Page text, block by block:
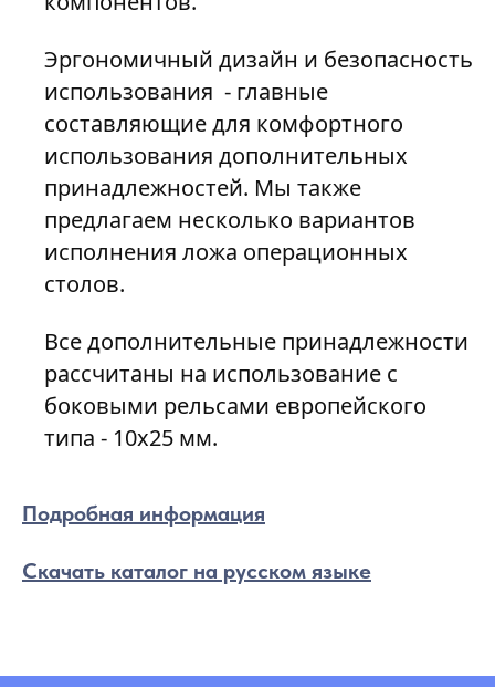
Эргономичный дизайн и безопасность
использования - главные
составляющие для комфортного
использования дополнительных
принадлежностей. Мы также
предлагаем несколько вариантов
исполнения ложа операционных
столов.
Все дополнительные принадлежности
рассчитаны на использование с
боковыми рельсами европейского
типа - 10x25 мм.
Подробная информация
Скачать каталог на русском языке